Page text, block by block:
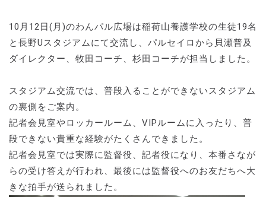
10月12日(月)のわんパル広場は稲荷山養護学校の生徒19名
と長野Uスタジアムにて交流し、パルセイロから貝瀬普及
ダイレクター、牧田コーチ、杉田コーチが担当しました。
スタジアム交流では、普段入ることができないスタジアム
の裏側をご案内。
記者会見室やロッカールーム、VIPルームに入ったり、普
段できない貴重な経験がたくさんできました。
記者会見室では実際に監督役、記者役になり、本番さなが
らの受け答えが行われ、最後には監督役へのお友だちへ大
きな拍手が送られました。